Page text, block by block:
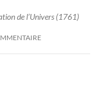
de l’Univers (1761)